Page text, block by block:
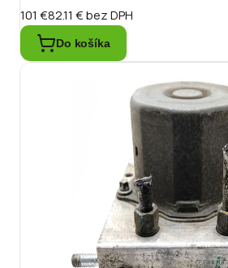
101 €82.11 €bez DPH
Do košíka